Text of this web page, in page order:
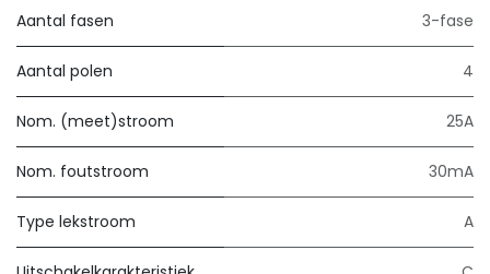
Aantal fasen 3-fase
Aantal polen 4
Nom. (meet)stroom 25A
Nom. foutstroom 30mA
Type lekstroom A